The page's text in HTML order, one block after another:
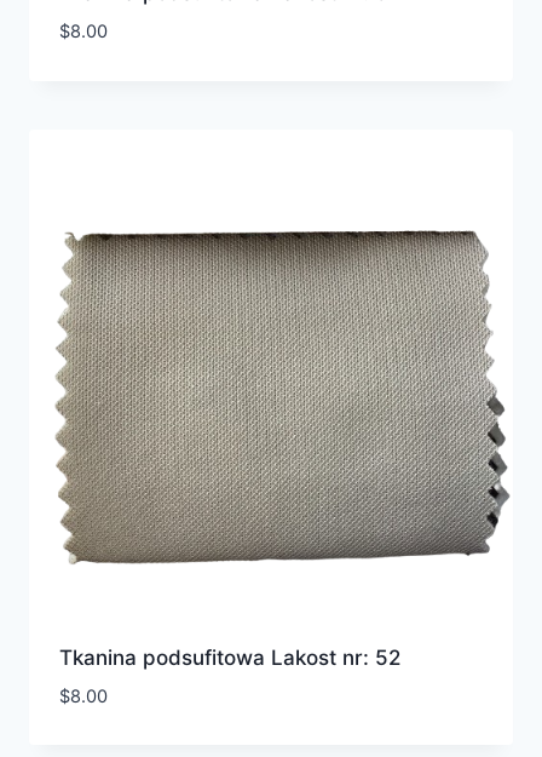
$8.00
Tkanina podsufitowa Lakost nr: 52
$8.00